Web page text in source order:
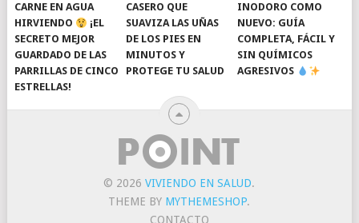
CARNE EN AGUA
HIRVIENDO
¡EL
SECRETO MEJOR
GUARDADO DE LAS
PARRILLAS DE CINCO
ESTRELLAS!
CASERO QUE
SUAVIZA LAS UÑAS
DE LOS PIES EN
MINUTOS Y
PROTEGE TU SALUD
INODORO COMO
NUEVO: GUÍA
COMPLETA, FÁCIL Y
SIN QUÍMICOS
AGRESIVOS
© 2026VIVIENDO EN SALUD.
THEME BY MYTHEMESHOP.
CONTACTO